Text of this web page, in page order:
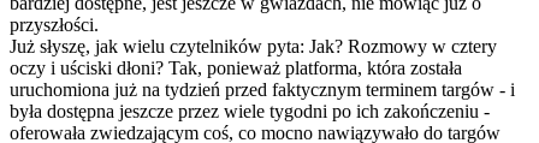
przyszłości.
Już słyszę, jak wielu czytelników pyta: Jak? Rozmowy w cztery
oczy i uściski dłoni? Tak, ponieważ platforma, która została
uruchomiona już na tydzień przed faktycznym terminem targów - i
była dostępna jeszcze przez wiele tygodni po ich zakończeniu -
oferowała zwiedzającym coś, co mocno nawiązywało do targów